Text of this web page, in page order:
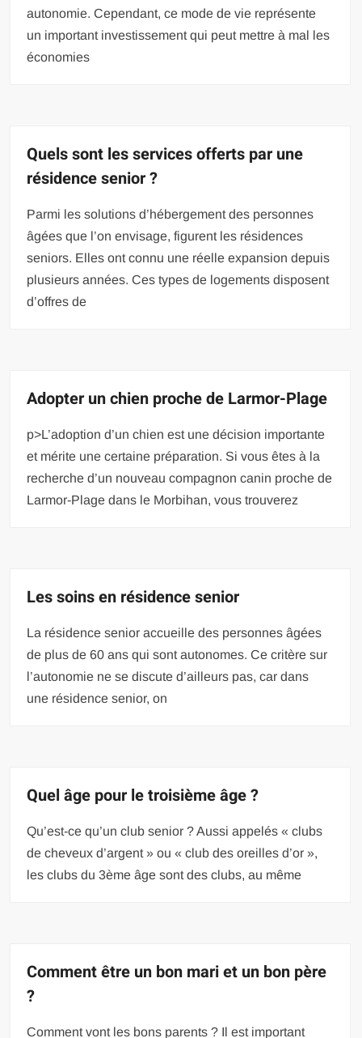
autonomie. Cependant, ce mode de vie représente
un important investissement qui peut mettre à mal les
économies
Quels sont les services offerts par une
résidence senior ?
Parmi les solutions d’hébergement des personnes
âgées que l’on envisage, figurent les résidences
seniors. Elles ont connu une réelle expansion depuis
plusieurs années. Ces types de logements disposent
d’offres de
Adopter un chien proche de Larmor-Plage
p>L’adoption d’un chien est une décision importante
et mérite une certaine préparation. Si vous êtes à la
recherche d’un nouveau compagnon canin proche de
Larmor-Plage dans le Morbihan, vous trouverez
Les soins en résidence senior
La résidence senior accueille des personnes âgées
de plus de 60 ans qui sont autonomes. Ce critère sur
l’autonomie ne se discute d’ailleurs pas, car dans
une résidence senior, on
Quel âge pour le troisième âge ?
Qu’est-ce qu’un club senior ? Aussi appelés « clubs
de cheveux d’argent » ou « club des oreilles d’or »,
les clubs du 3ème âge sont des clubs, au même
Comment être un bon mari et un bon père
?
Comment vont les bons parents ? Il est important